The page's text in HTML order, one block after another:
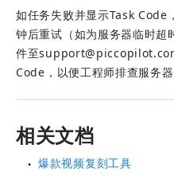
如任务失败并显示Task Code
钟后重试（如为服务器临时超
件至
Code，以便工程师排查服务器
相关文档
●
爆款视频复刻工具